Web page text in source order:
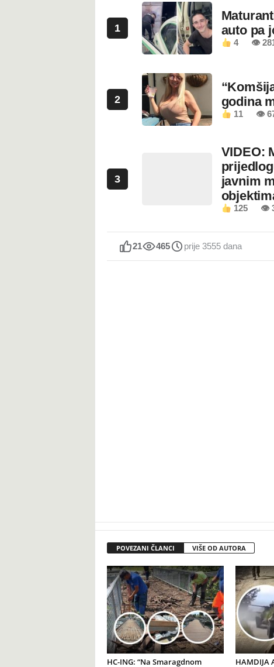
1
auto pa
4 👁
2
godina
11 👁
3
VIDEO:
javnim
125 👁
21 465 prije 3555 dana
POVEZANI ČLANCI VIŠE OD AUTORA
HC-ING: “Na Smaragdnom
HAMDIJA